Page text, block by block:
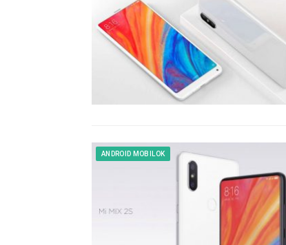
ANDROID MOBILOK